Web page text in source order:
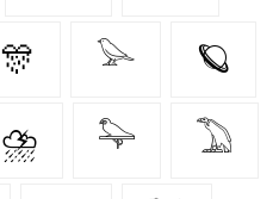
🎊 𓅪 🪐
⛈️ 𓅍 𓅐